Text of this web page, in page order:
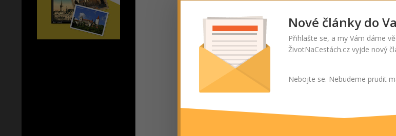
Seznam všech přednášek včetně krátkého popisu a
Nové články do
Přihlašte se, a my Vám dáme
ŽivotNaCestách.cz vyjde nový
Nebojte se. Nebudeme prudit